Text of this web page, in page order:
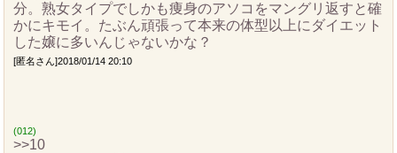
分。熟女タイプでしかも痩身のアソコをマングリ返すと確
かにキモイ。たぶん頑張って本来の体型以上にダイエット
した嬢に多いんじゃないかな？
[匿名さん]2018/01/14 20:10
(012)
>>10